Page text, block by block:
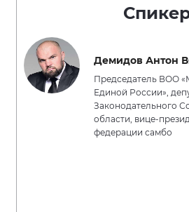
Демидов Антон
Председатель ВОО
Единой России»,
Законодательного
области, вице-
федерации самбо